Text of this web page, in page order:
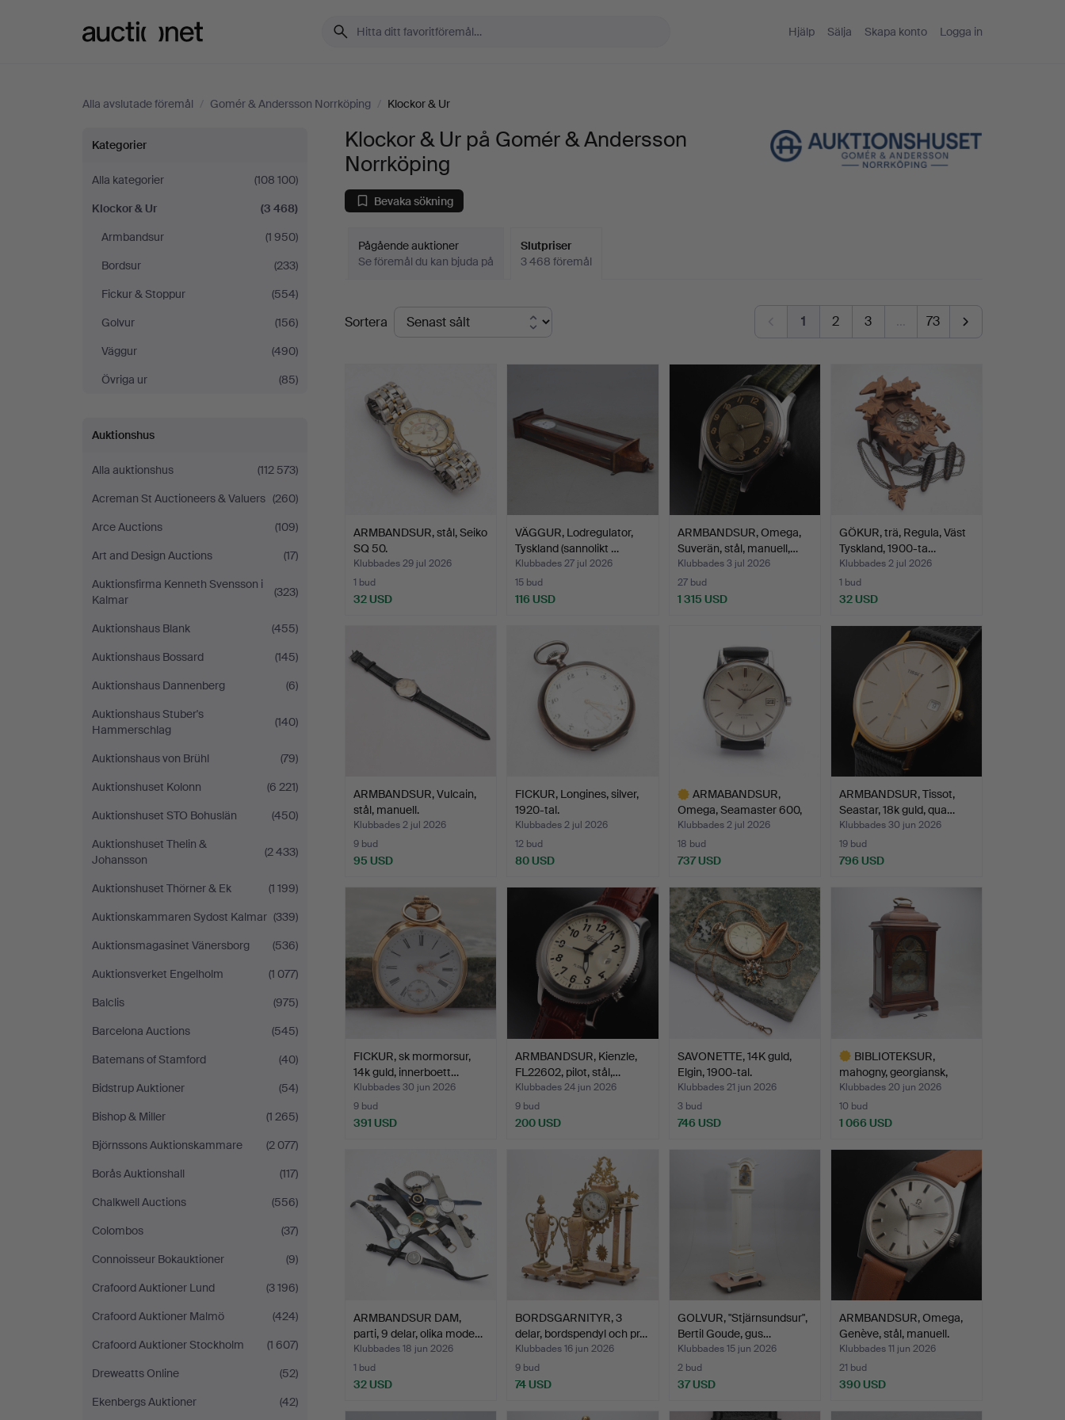
Hjälp Sälja Skapa konto Logga in
Alla avslutade föremål / Gomér & Andersson Norrköping / Klockor & Ur
Klockor
&
Ur
på
Gomér
Andersson
Kategorier
Alla kategorier
(108 100)
Klockor & Ur
(3 468)
Armbandsur
(1 950)
Bordsur
(233)
Fickur & Stoppur
(554)
Golvur
(156)
Väggur
(490)
Övriga ur
(85)
Auktionshus
Alla auktionshus
(112 573)
Acreman St Auctioneers & Valuers (260)
Arce Auctions
(109)
Art and Design Auctions
(17)
Auktionsfirma Kenneth Svensson i
Kalmar
(323)
Auktionshaus Blank
(455)
Auktionshaus Bossard
(145)
Auktionshaus Dannenberg
(6)
Auktionshaus Stuber's
Hammerschlag
(140)
Auktionshaus von Brühl
(79)
Auktionshuset Kolonn
(6 221)
Auktionshuset STO Bohuslän
(450)
Auktionshuset Thelin &
Johansson
(2 433)
Auktionshuset Thörner & Ek
(1 199)
Auktionskammaren Sydost Kalmar (339)
Auktionsmagasinet Vänersborg
(536)
Auktionsverket Engelholm
(1 077)
Balclis
(975)
Barcelona Auctions
(545)
Batemans of Stamford
(40)
Bidstrup Auktioner
(54)
Bishop & Miller
(1 265)
Björnssons Auktionskammare
(2 077)
Borås Auktionshall
(117)
Chalkwell Auctions
(556)
Colombos
(37)
Connoisseur Bokauktioner
(9)
Crafoord Auktioner Lund
(3 196)
Crafoord Auktioner Malmö
(424)
Crafoord Auktioner Stockholm
(1 607)
Dreweatts Online
(52)
Ekenbergs Auktioner
(42)
Klockor & Ur på Gomér & Andersson
Norrköping
Bevaka sökning
Pågående auktioner
Se föremål du kan bjuda på
Slutpriser
3 468 föremål
Slutpriser
Sortera 1 2 3 … 73
ARMBANDSUR, stål, Seiko
SQ 50.
Klubbades 29 jul 2026
1 bud
32 USD
VÄGGUR, Lodregulator,
Tyskland (sannolikt …
Klubbades 27 jul 2026
15 bud
116 USD
ARMBANDSUR, Omega,
Suverän, stål, manuell,…
Klubbades 3 jul 2026
27 bud
1 315 USD
GÖKUR, trä, Regula, Väst
Tyskland, 1900-ta…
Klubbades 2 jul 2026
1 bud
32 USD
ARMBANDSUR, Vulcain,
stål, manuell.
Klubbades 2 jul 2026
9 bud
95 USD
FICKUR, Longines, silver,
1920-tal.
Klubbades 2 jul 2026
12 bud
80 USD
ARMABANDSUR,
Omega, Seamaster 600,
stål, m…
Klubbades 2 jul 2026
18 bud
737 USD
föremål
ARMBANDSUR, Tissot,
Seastar, 18k guld, qua…
Klubbades 30 jun 2026
19 bud
796 USD
FICKUR, sk mormorsur,
14k guld, innerboett…
Klubbades 30 jun 2026
9 bud
391 USD
ARMBANDSUR, Kienzle,
FL22602, pilot, stål,…
Klubbades 24 jun 2026
9 bud
200 USD
SAVONETTE, 14K guld,
Elgin, 1900-tal.
Klubbades 21 jun 2026
3 bud
746 USD
BIBLIOTEKSUR,
mahogny, georgiansk,
Thomas …
Klubbades 20 jun 2026
10 bud
1 066 USD
ARMBANDSUR DAM,
parti, 9 delar, olika mode…
Klubbades 18 jun 2026
1 bud
32 USD
BORDSGARNITYR, 3
delar, bordspendyl och pr…
Klubbades 16 jun 2026
9 bud
74 USD
GOLVUR, "Stjärnsundsur",
Bertil Goude, gus…
Klubbades 15 jun 2026
2 bud
37 USD
ARMBANDSUR, Omega,
Genève, stål, manuell.
Klubbades 11 jun 2026
21 bud
390 USD